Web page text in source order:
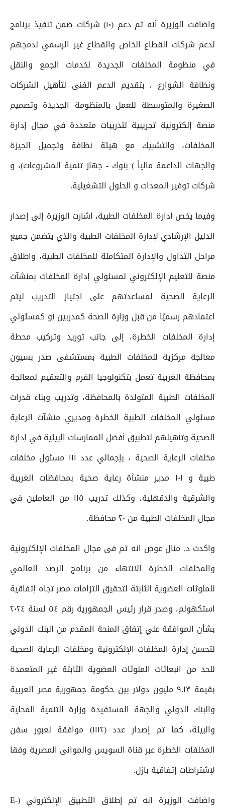
واضافت الوزيرة أنه تم دعم (١٠) شركات ضمن تنفيذ برنامج
لدعم شركات القطاع الخاص والقطاع غير الرسمي لدمجهم
في منظومة المخلفات الجديدة لخدمات الجمع والنقل
ونظافة الشوارع ، بتقديم الدعم الفنى لتأهيل الشركات
الصغيرة والمتوسطة للعمل بالمنظومة الجديدة وتصميم
منصة إلكترونية تجريبية لتدريبات متعددة في مجال إدارة
المخلفات، والتشبيك مع هيئة نظافة وتجميل الجيزة
والجهات الداعمة مالياً ) بنوك - جهاز تنمية المشروعات)، و
شركات توفير المعدات و الحلول التشغيلية.
وفيما يخص ادارة المخلفات الطبية، اشارت الوزيرة إلى إصدار
الدليل الإرشادي لإدارة المخلفات الطبية والذي يتضمن جميع
مراحل التداول والإدارة المتكاملة للمخلفات الطبية، واطلاق
منصة للتعليم الإلكتروني لمسئولي إدارة المخلفات بمنشآت
الرعاية الصحية لمساعدتهم على اجتياز التدريب ليتم
اعتمادهم رسميًا من قبل وزارة الصحة كمدربين أو كمسئولي
إدارة المخلفات الخطرة، إلى جانب توريد وتركيب محطة
معالجة مركزية للمخلفات الطبية بمستشفى صدر بسيون
بمحافظة الغربية تعمل بتكنولوجيا الفرم والتعقيم لمعالجة
المخلفات الطبية المتولدة بالمحافظة، وتدريب وبناء قدرات
مسئولي المخلفات الطبية الخطرة ومديري منشآت الرعاية
الصحية وتأهيلهم لتطبيق أفضل الممارسات البيئية في إدارة
مخلفات الرعاية الصحية ، بإجمالي عدد ١١١ مسئول مخلفات
طبية و ١٠١ مدير منشآة رعاية صحية بمحافظات الغربية
والشرقية والدقهلية، وكذلك تدريب ١١٥ من العاملين في
مجال المخلفات الطبية من ٢٠ محافظة.
واكدت د. منال عوض انه تم فى مجال المخلفات الإلكترونية
والمخلفات الخطرة الانتهاء من برنامج الرصد العالمي
للملوثات العضوية الثابتة لتحقيق التزامات مصر تجاه إتفاقية
استكهولم، وصدر قرار رئيس الجمهورية رقم ٥٤ لسنة ٢٠٢٤
بشأن الموافقة علي إتفاق المنحة المقدم من البنك الدولي
لتحسن إدارة المخلفات الإلكترونية ومخلفات الرعاية الصحية
للحد من انبعاثات الملوثات العضوية الثابتة غير المتعمدة
بقيمة ٩.١٣ مليون دولار بين حكومة جمهورية مصر العربية
والبنك الدولي والجهة المستفيدة وزارة التنمية المحلية
والبيئة، كما تم إصدار عدد (١١١٢) موافقة لعبور سفن
المخلفات الخطرة عبر قناة السويس والموانى المصرية وفقا
لإشتراطات إتفاقية بازل.
واضافت الوزيرة انه تم إطلاق التطبيق الإلكتروني (E-